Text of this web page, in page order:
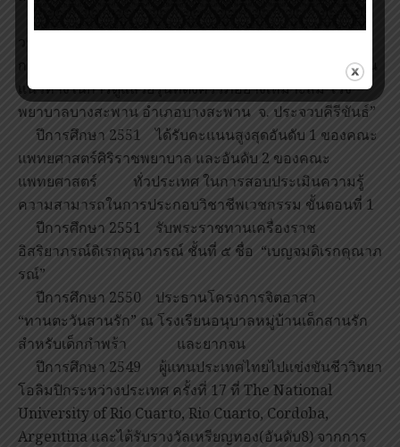
การตั้งครรภ์และการ คลอดของวัยรุ่นทียบกับผู้ใหญ่ เพื่อเป็น
แนวทางในการดูแลวัยรุ่นที่ตั้งครรภ์อย่างเหมาะสม โรง
พยาบาลบางสะพาน อำเภอบางสะพาน จ. ประจวบคีรีขันธ์”
ปีการศึกษา 2551 ได้รับคะแนนสูงสุดอันดับ 1 ของคณะ
แพทยศาสตร์ศิริราชพยาบาล และอันดับ 2 ของคณะ
แพทยศาสตร์ ทั่วประเทศ ในการสอบประเมินความรู้
ความสามารถในการประกอบวิชาชีพเวชกรรม ขั้นตอนที่ 1
ปีการศึกษา 2551 รับพระราชทานเครื่องราช
อิสริยาภรณ์ดิเรกคุณาภรณ์ ชั้นที่ ๕ ชื่อ “เบญจมดิเรกคุณาภ
รณ์”
ปีการศึกษา 2550 ประธานโครงการจิตอาสา
“ทานตะวันสานรัก” ณ โรงเรียนอนุบาลหมู่บ้านเด็กสานรัก
สำหรับเด็กกำพร้า และยากจน
ปีการศึกษา 2549 ผู้แทนประเทศไทยไปแข่งขันชีววิทยา
โอลิมปิกระหว่างประเทศ ครั้งที่ 17 ที่ The National
University of Rio Cuarto, Rio Cuarto, Cordoba,
Argentina และได้รับรางวัลเหรียญทอง(อันดับ8) จากการ